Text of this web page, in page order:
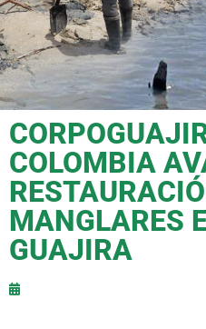
COLOMBIA
MANGLARES
GUAJIRA